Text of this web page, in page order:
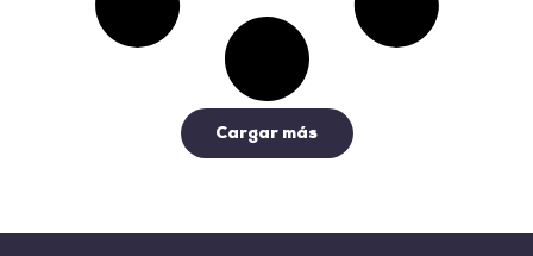
Cargar más